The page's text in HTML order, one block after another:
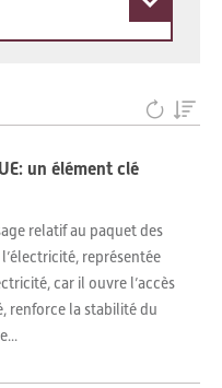
un élément clé
relatif au paquet des
représentée
car il ouvre l’accès
renforce la stabilité du